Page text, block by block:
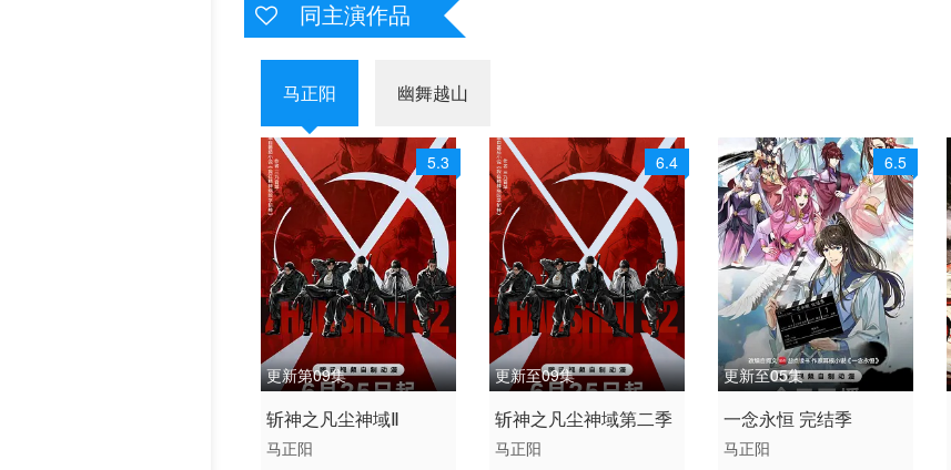
同主演作品
马正阳 幽舞越山
5.3
更新第09集
2026 / 中国大陆 / 汉语普
通话
斩神之凡尘神域Ⅱ
马正阳
6.4
更新至09集
2026 / 中国大陆 / 汉语普
通话
斩神之凡尘神域第二季
马正阳
6.5
更新至05集
2026 / 中国大陆 / 汉语普
通话
一念永恒 完结季
马正阳